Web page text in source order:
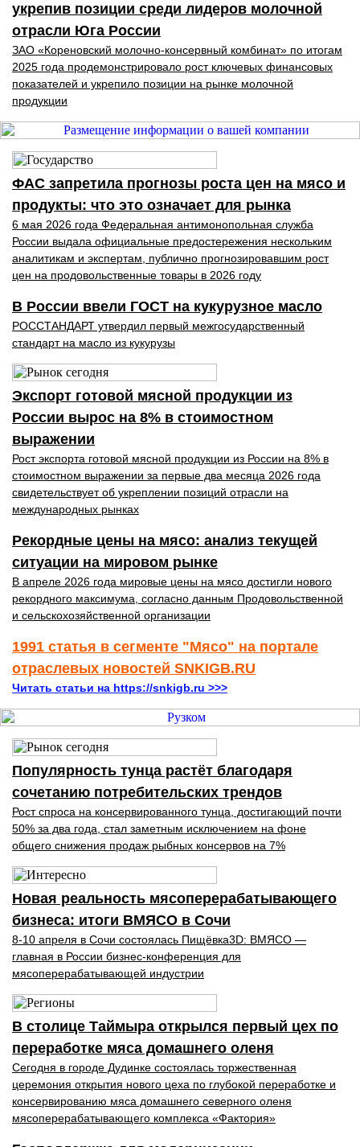
укрепив позиции среди лидеров молочной
отрасли Юга России
ЗАО «Кореновский молочно-консервный комбинат» по итогам
2025 года продемонстрировало рост ключевых финансовых
показателей и укрепило позиции на рынке молочной
продукции
ФАС запретила прогнозы роста цен на мясо и
продукты: что это означает для рынка
6 мая 2026 года Федеральная антимонопольная служба
России выдала официальные предостережения нескольким
аналитикам и экспертам, публично прогнозировавшим рост
цен на продовольственные товары в 2026 году
В России ввели ГОСТ на кукурузное масло
РОССТАНДАРТ утвердил первый межгосударственный
стандарт на масло из кукурузы
Экспорт готовой мясной продукции из
России вырос на 8% в стоимостном
выражении
Рост экспорта готовой мясной продукции из России на 8% в
стоимостном выражении за первые два месяца 2026 года
свидетельствует об укреплении позиций отрасли на
международных рынках
Рекордные цены на мясо: анализ текущей
ситуации на мировом рынке
В апреле 2026 года мировые цены на мясо достигли нового
рекордного максимума, согласно данным Продовольственной
и сельскохозяйственной организации
1991 статья в сегменте "Мясо" на портале
отраслевых новостей SNKIGB.RU
Читать статьи на https://snkigb.ru >>>
Популярность тунца растёт благодаря
сочетанию потребительских трендов
Рост спроса на консервированного тунца, достигающий почти
50% за два года, стал заметным исключением на фоне
общего снижения продаж рыбных консервов на 7%
Новая реальность мясоперерабатывающего
бизнеса: итоги ВМЯСО в Сочи
8-10 апреля в Сочи состоялась Пищёвка3D: ВМЯСО —
главная в России бизнес-конференция для
мясоперерабатывающей индустрии
В столице Таймыра открылся первый цех по
переработке мяса домашнего оленя
Сегодня в городе Дудинке состоялась торжественная
церемония открытия нового цеха по глубокой переработке и
консервированию мяса домашнего северного оленя
мясоперерабатывающего комплекса «Фактория»